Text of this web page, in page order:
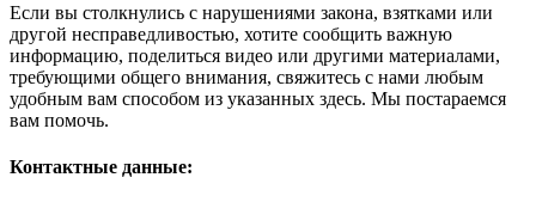
Если вы столкнулись с нарушениями закона, взятками или
другой несправедливостью, хотите сообщить важную
информацию, поделиться видео или другими материалами,
требующими общего внимания, свяжитесь с нами любым
удобным вам способом из указанных здесь. Мы постараемся
вам помочь.
Контактные данные: